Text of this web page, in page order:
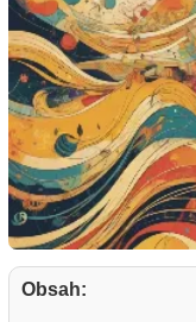
Obsah: